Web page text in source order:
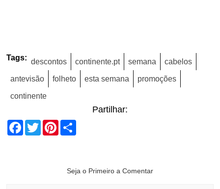
Tags: descontos continente.pt semana cabelos
antevisão folheto esta semana promoções
continente
Partilhar:
Facebook
TwitterPinterest
Seja o Primeiro a Comentar